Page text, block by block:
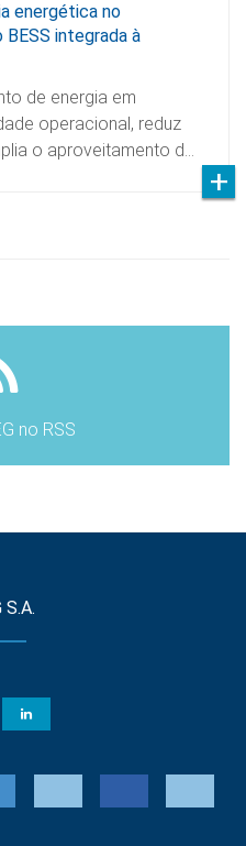
energética no
integrada à
de energia em
operacional, reduz
o aproveitamento d…
no RSS
S.A.